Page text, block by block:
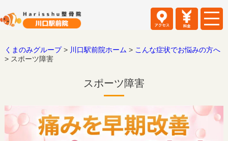
くまのみグループ> 川口駅前院ホーム > こんな症状でお悩みの方へ
> スポーツ障害
スポーツ障害